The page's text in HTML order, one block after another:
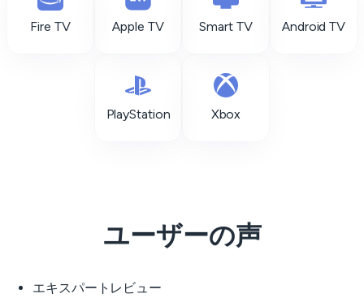
Fire TV Apple TV Smart TV Android TV
PlayStation Xbox
ユーザーの声
エキスパートレビュー